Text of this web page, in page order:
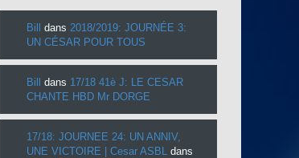
Bill dans 2018/2019: JOURNÉE 3:
UN CÉSAR POUR TOUS
Bill dans 17/18 41è J: LE CESAR
CHANTE HBD Mr DORGE
17/18: JOURNEE 24: UN ANNIV,
UNE VICTOIRE | Cesar ASBL dans